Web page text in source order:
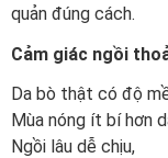
quản đúng cách.
Cảm giác ngồi
Da bò thật có độ
Mùa nóng ít bí hơn
Ngồi lâu dễ chịu,